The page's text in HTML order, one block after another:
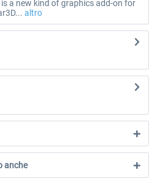
a new kind of graphics add-on for
altro
anche